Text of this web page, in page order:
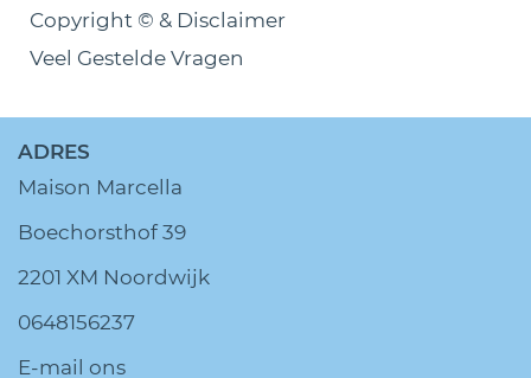
Copyright © & Disclaimer
Veel Gestelde Vragen
ADRES
Maison Marcella
Boechorsthof 39
2201 XM Noordwijk
0648156237
E-mail ons